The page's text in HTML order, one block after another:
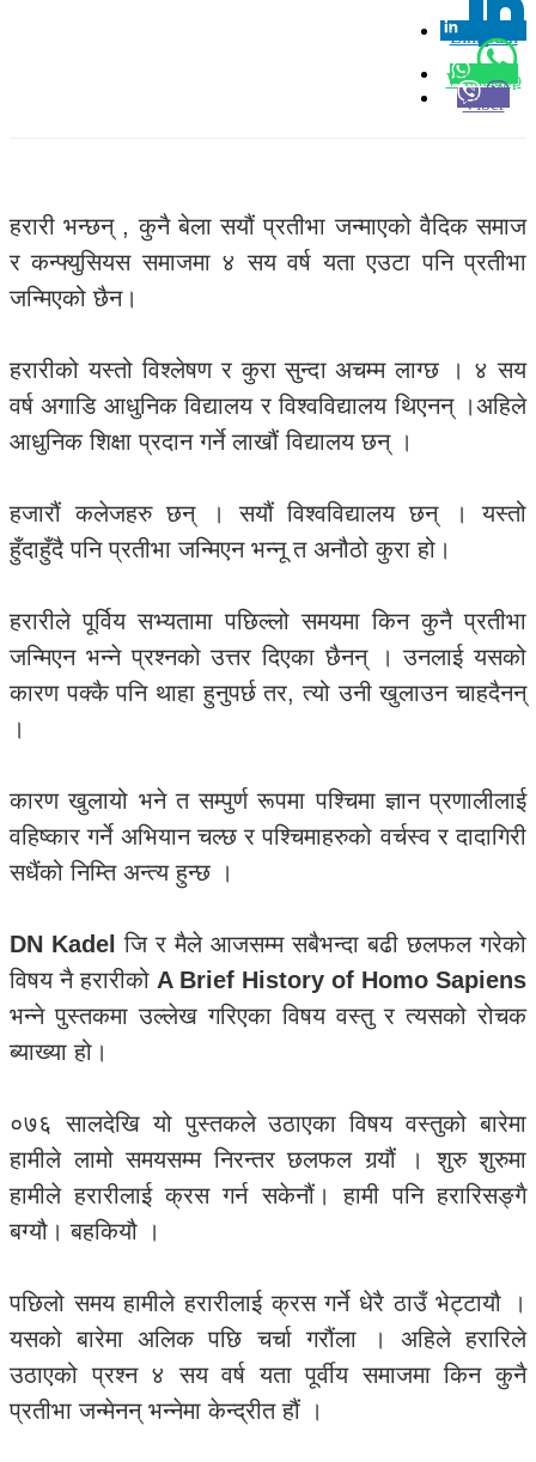
Linkedin
0
Whatsapp
Viber
हरारी भन्छन् , कुनै बेला सयौं प्रतीभा जन्माएको वैदिक समाज
र कन्फ्युसियस समाजमा ४ सय वर्ष यता एउटा पनि प्रतीभा
जन्मिएको छैन।
हरारीको यस्तो विश्लेषण र कुरा सुन्दा अचम्म लाग्छ । ४ सय
वर्ष अगाडि आधुनिक विद्यालय र विश्वविद्यालय थिएनन् ।अहिले
आधुनिक शिक्षा प्रदान गर्ने लाखौं विद्यालय छन् ।
हजारौं कलेजहरु छन् । सयौं विश्वविद्यालय छन् । यस्तो
हुँदाहुँदै पनि प्रतीभा जन्मिएन भन्नू त अनौठो कुरा हो।
हरारीले पूर्विय सभ्यतामा पछिल्लो समयमा किन कुनै प्रतीभा
जन्मिएन भन्ने प्रश्नको उत्तर दिएका छैनन् । उनलाई यसको
कारण पक्कै पनि थाहा हुनुपर्छ तर, त्यो उनी खुलाउन चाहदैनन्
।
कारण खुलायो भने त सम्पुर्ण रूपमा पश्चिमा ज्ञान प्रणालीलाई
वहिष्कार गर्ने अभियान चल्छ र पश्चिमाहरुको वर्चस्व र दादागिरी
सधैंको निम्ति अन्त्य हुन्छ ।
DN Kadel जि र मैले आजसम्म सबैभन्दा बढी छलफल गरेको
विषय नै हरारीको A Brief History of Homo Sapiens
भन्ने पुस्तकमा उल्लेख गरिएका विषय वस्तु र त्यसको रोचक
ब्याख्या हो।
०७६ सालदेखि यो पुस्तकले उठाएका विषय वस्तुको बारेमा
हामीले लामो समयसम्म निरन्तर छलफल गर्‍यौं । शुरु शुरुमा
हामीले हरारीलाई क्रस गर्न सकेनौं। हामी पनि हरारिसङ्गै
बग्यौ। बहकियौ ।
पछिलो समय हामीले हरारीलाई क्रस गर्ने धेरै ठाउँ भेट्टायौ ।
यसको बारेमा अलिक पछि चर्चा गरौंला । अहिले हरारिले
उठाएको प्रश्न ४ सय वर्ष यता पूर्वीय समाजमा किन कुनै
प्रतीभा जन्मेनन् भन्नेमा केन्द्रीत हौं ।